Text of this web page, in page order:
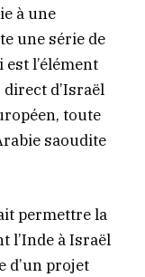
à une
une série de
l’élément
direct d’Israël
toute
saoudite
permettre la
l’Inde à Israël
d’un projet